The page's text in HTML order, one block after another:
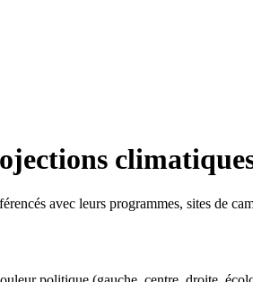
avec leurs programmes, sites de